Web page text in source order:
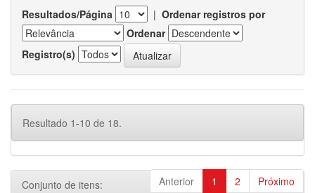
Resultados/Página | Ordenar registros por
Ordenar
Registro(s)
Resultado 1-10 de 18.
Anterior 1 2 Próximo
Conjunto de itens: